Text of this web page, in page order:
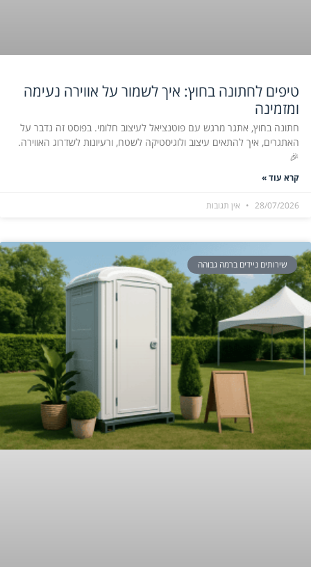
טיפים לחתונה בחוץ: איך לשמור על אווירה נעימה
ומזמינה
חתונה בחוץ, אתגר מרגש עם פוטנציאל לעיצוב חלומי. בפוסט זה נדבר על
האתגרים, איך להתאים עיצוב ולוגיסטיקה לשטח, ורעיונות לשדרוג האווירה.
🎉
קרא עוד »
28/07/2026 אין תגובות
שירותים ניידים ברמה גבוהה